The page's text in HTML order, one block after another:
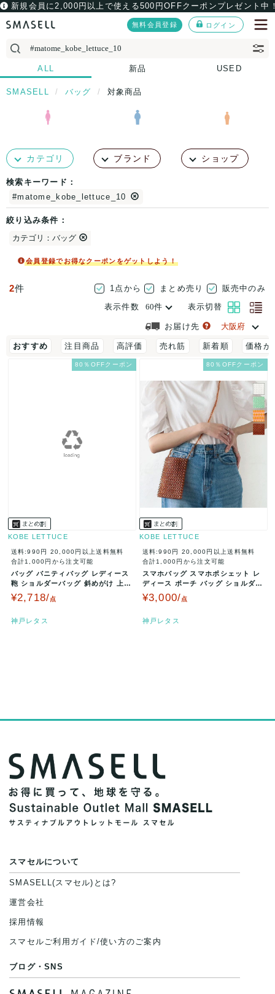
新規会員に2,000円以上で使える500円OFFクーポンプレゼント中
無料会員登録 ログイン
ALL 新品 USED
SMASELL バッグ 対象商品
カテゴリ ブランド ショップ
検索キーワード：
#matome_kobe_lettuce_10
絞り込み条件：
カテゴリ：バッグ
会員登録でお得なクーポンをゲットしよう！
2件 1点から まとめ売り
販売中のみ
表示件数
表示切替
お届け先
おすすめ 注目商品 高評価 売れ筋 新着順 価格が
80％OFFクーポン
KOBE LETTUCE
送料:990円
20,000円以上送料無料
合計1,000円から注文可能
バッグ バニティバッグ レディース
鞄 ショルダーバッグ 斜めがけ 上品
ポケット フェミニン B1…
¥2,718/点
神戸レタス
80％OFFクーポン
KOBE LETTUCE
送料:990円
20,000円以上送料無料
合計1,000円から注文可能
スマホバッグ スマホポシェット レ
ディース ポーチ バッグ ショルダー
ミニバッグ スクエア ビーズ…
¥3,000/点
神戸レタス
スマセルについて
SMASELL(スマセル)とは?
運営会社
採用情報
スマセルご利用ガイド/使い方のご案内
ブログ・SNS